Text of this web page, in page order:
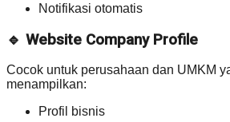
Notifikasi otomatis
🔹 Website Company Profile
Cocok untuk perusahaan dan UMKM
menampilkan:
Profil bisnis